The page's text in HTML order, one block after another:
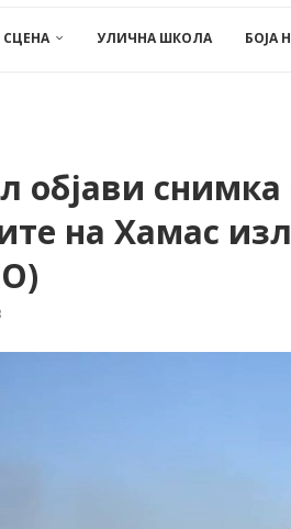
СЦЕНА УЛИЧНА ШКОЛА БОЈА
објави снимка
на Хамас